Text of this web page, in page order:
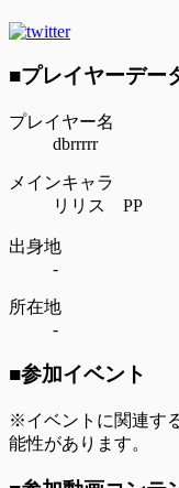
■プレイヤーデー
プレイヤー名
dbrrrrr
メインキャラ
リリス PP
出身地
-
所在地
-
■参加イベント
※イベントに関連す
能性があります。